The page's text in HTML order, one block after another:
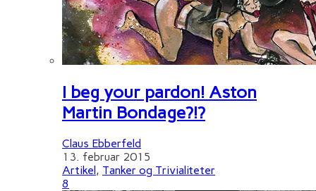
I beg your pardon! Aston
Martin Bondage?!?
Claus Ebberfeld
13. februar 2015
Artikel, Tanker og Trivialiteter
8